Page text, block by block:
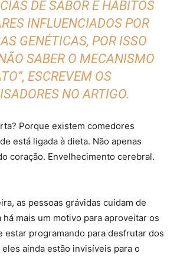
DE SABOR E HÁBITOS
INFLUENCIADOS POR
GENÉTICAS, POR ISSO
SABER O MECANISMO
ESCREVEM OS
NO ARTIGO.
Porque existem comedores
está ligada à dieta. Não apenas
coração. Envelhecimento cerebral.
as pessoas grávidas cuidam de
há mais um motivo para aproveitar os
estar programando para desfrutar dos
ainda estão invisíveis para o